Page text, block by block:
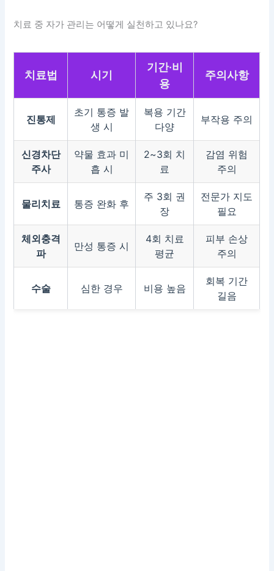
치료 중 자가 관리는 어떻게 실천하고 있나요?
치료법 시기
기간·비
용
주의사항
진통제
초기 통증 발
생 시
복용 기간
다양
부작용 주의
신경차단
주사
약물 효과 미
흡 시
2~3회 치
료
감염 위험
주의
물리치료 통증 완화 후
주 3회 권
장
전문가 지도
필요
체외충격
파
만성 통증 시
4회 치료
평균
피부 손상
주의
수술 심한 경우 비용 높음
회복 기간
길음